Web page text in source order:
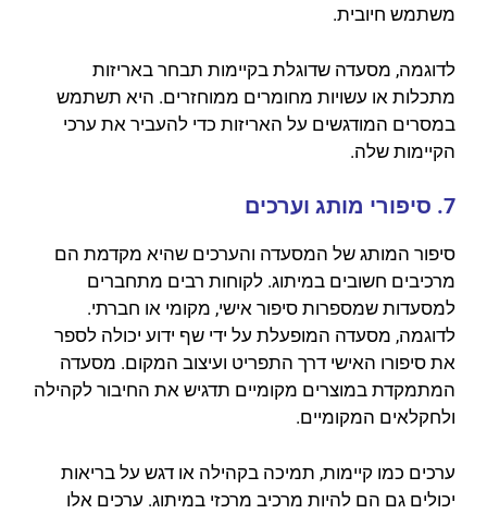
משתמש חיובית.
לדוגמה, מסעדה שדוגלת בקיימות תבחר באריזות
מתכלות או עשויות מחומרים ממוחזרים. היא תשתמש
במסרים המודגשים על האריזות כדי להעביר את ערכי
הקיימות שלה.
7. סיפורי מותג וערכים
סיפור המותג של המסעדה והערכים שהיא מקדמת הם
מרכיבים חשובים במיתוג. לקוחות רבים מתחברים
למסעדות שמספרות סיפור אישי, מקומי או חברתי.
לדוגמה, מסעדה המופעלת על ידי שף ידוע יכולה לספר
את סיפורו האישי דרך התפריט ועיצוב המקום. מסעדה
המתמקדת במוצרים מקומיים תדגיש את החיבור לקהילה
ולחקלאים המקומיים.
ערכים כמו קיימות, תמיכה בקהילה או דגש על בריאות
יכולים גם הם להיות מרכיב מרכזי במיתוג. ערכים אלו